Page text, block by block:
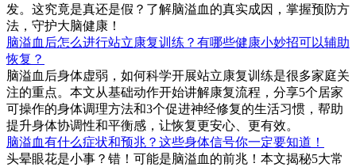
发。这究竟是真还是假？了解脑溢血的真实成因，掌握预防方
法，守护大脑健康！
脑溢血后怎么进行站立康复训练？有哪些健康小妙招可以辅助
恢复？
脑溢血后身体虚弱，如何科学开展站立康复训练是很多家庭关
注的重点。本文从基础动作开始讲解康复流程，分享5个居家
可操作的身体调理方法和3个促进神经修复的生活习惯，帮助
提升身体协调性和平衡感，让恢复更安心、更有效。
脑溢血有什么症状和预兆？这些身体信号你一定要知道！
头晕眼花是小事？错！可能是脑溢血的前兆！本文揭秘5大常